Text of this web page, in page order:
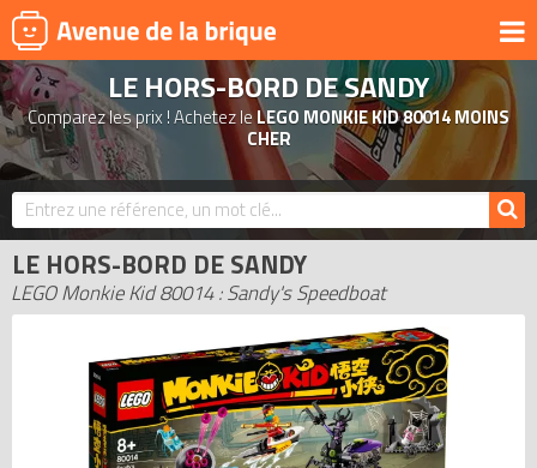
UNIVERS
PRODUITS DÉRIVÉS
NOUVEAUTÉS
LEGO 2026
BONS PLANS
ACTUALITÉS
ASSOCIATIONS DE FANS
EXPOSITIONS LEGO
LEGO LES PLUS CHERS
LE HORS-BORD DE SANDY
Comparez les prix ! Achetez leLEGO MONKIE KID 80014 MOINS
CHER
LE HORS-BORD DE SANDY
LEGO Monkie Kid 80014 : Sandy's Speedboat